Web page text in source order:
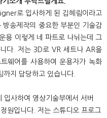
로 입사하게 된 김혜림이라고
송제작의 중요한 부분인 기술감
용 이렇게 네 파트로 나뉘는데 그
다. 저는 3D로 VR 세트나 AR을
웨어를 사용하여 운용자가 녹화
지 담당하고 있습니다.
입사하여 영상기술부에서 서버
원입니다. 저는 스튜디오 프로그